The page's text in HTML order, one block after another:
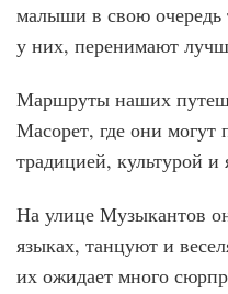
малыши в свою очередь
у них, перенимают
Маршруты наших
Масорет, где они могут
традицией, культурой и
На улице Музыкантов
языках, танцуют и
их ожидает много